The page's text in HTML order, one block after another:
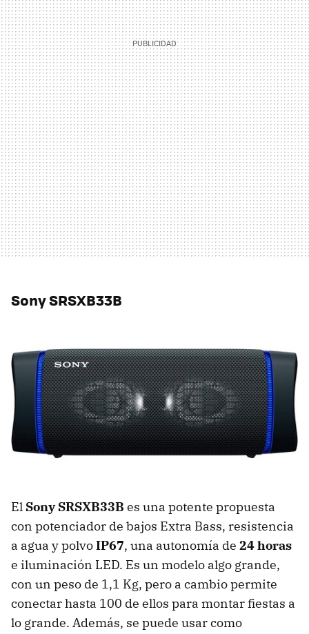
Sony SRSXB33B
El Sony SRSXB33B es una potente propuesta
con potenciador de bajos Extra Bass, resistencia
a agua y polvoIP67, una autonomía de 24 horas
e iluminación LED. Es un modelo algo grande,
con un peso de 1,1 Kg, pero a cambio permite
conectar hasta 100 de ellos para montar fiestas a
lo grande. Además, se puede usar como